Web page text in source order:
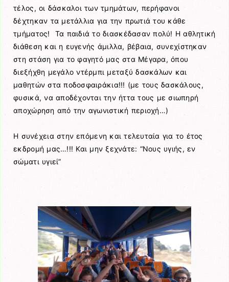
τέλος, οι δάσκαλοι των τμημάτων, περήφανοι
δέχτηκαν τα μετάλλια για την πρωτιά του κάθε
τμήματος! Τα παιδιά το διασκέδασαν πολύ! Η αθλητική
διάθεση και η ευγενής άμιλλα, βέβαια, συνεχίστηκαν
στη στάση για το φαγητό μας στα Μέγαρα, όπου
διεξήχθη μεγάλο ντέρμπι μεταξύ δασκάλων και
μαθητών στα ποδοσφαιράκια!!! (με τους δασκάλους,
φυσικά, να αποδέχονται την ήττα τους με σιωπηρή
αποχώρηση από την αγωνιστική περιοχή…)
Η συνέχεια στην επόμενη και τελευταία για το έτος
εκδρομή μας…!!! Και μην ξεχνάτε: “Νους υγιής, εν
σώματι υγιεί”